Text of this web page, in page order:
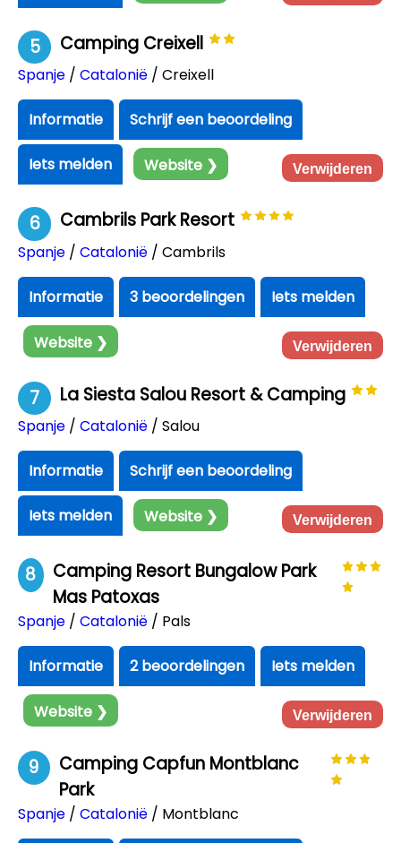
5 Camping Creixell
Spanje / Catalonië / Creixell
Informatie Schrijf een beoordeling
Iets melden Website ❯ Verwijderen
6 Cambrils Park Resort
Spanje / Catalonië / Cambrils
Informatie 3 beoordelingen Iets melden
Website ❯ Verwijderen
7 La Siesta Salou Resort & Camping
Spanje / Catalonië / Salou
Informatie Schrijf een beoordeling
Iets melden Website ❯ Verwijderen
8
Camping Resort Bungalow Park
Mas Patoxas
Spanje / Catalonië / Pals
Informatie 2 beoordelingen Iets melden
Website ❯ Verwijderen
9
Camping Capfun Montblanc
Park
Spanje / Catalonië / Montblanc